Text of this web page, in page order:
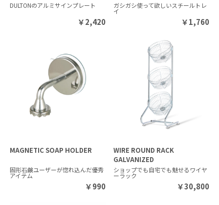
DULTONのアルミサインプレート
￥2,420
ガシガシ使って欲しいスチールトレ
イ
￥1,760
MAGNETIC SOAP HOLDER
固形石鹸ユーザーが惚れ込んだ優秀
アイテム
￥990
WIRE ROUND RACK
GALVANIZED
ショップでも自宅でも魅せるワイヤ
ーラック
￥30,800